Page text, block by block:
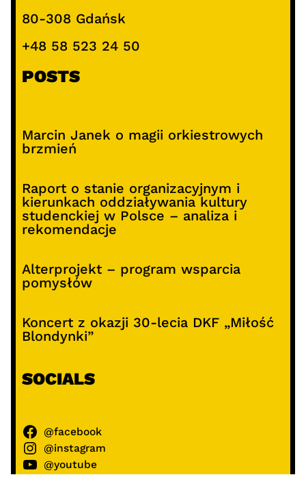
80-308 Gdańsk
+48 58 523 24 50
POSTS
Marcin Janek o magii orkiestrowych
brzmień
Raport o stanie organizacyjnym i
kierunkach oddziaływania kultury
studenckiej w Polsce – analiza i
rekomendacje
Alterprojekt – program wsparcia
pomysłów
Koncert z okazji 30-lecia DKF „Miłość
Blondynki”
SOCIALS
@facebook
@instagram
@youtube